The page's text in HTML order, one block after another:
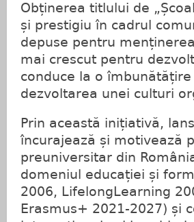
Obținerea titlului de
și prestigiu în cadrul
depuse pentru
mai crescut pentru
conduce la o
dezvoltarea unei culturi
Prin această inițiativă,
încurajează și motivează
preuniversitar din
domeniul educației și
2006, LifelongLearning
Erasmus+ 2021-2027) și